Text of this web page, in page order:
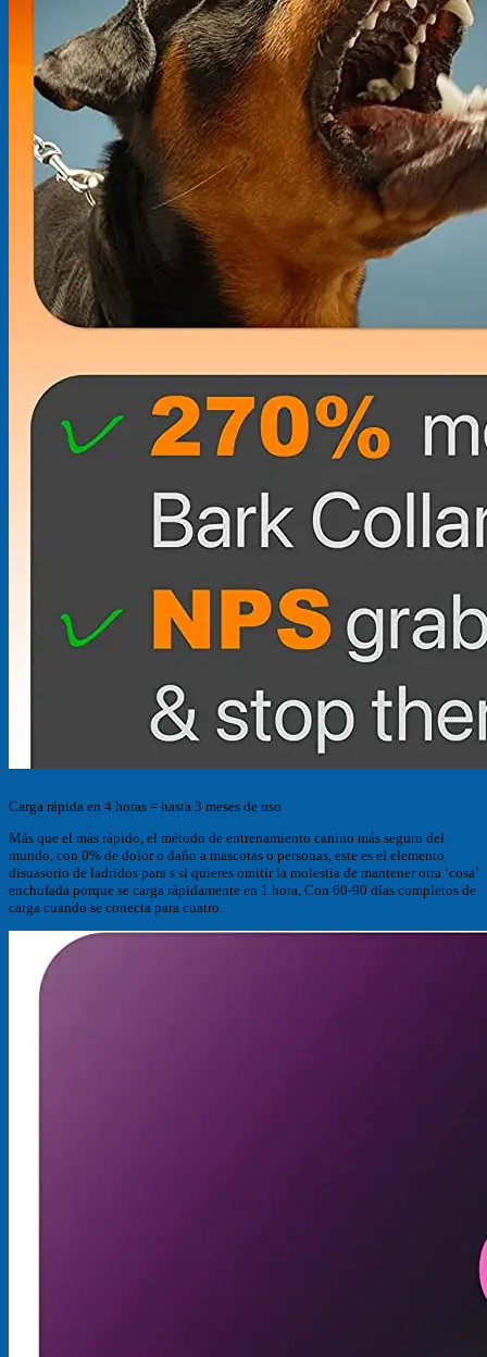
Carga rápida en 4 horas = hasta 3 meses de uso
Más que el más rápido, el método de entrenamiento canino más seguro del
mundo, con 0% de dolor o daño a mascotas o personas, este es el elemento
disuasorio de ladridos para s si quieres omitir la molestia de mantener otra ‘cosa’
enchufada porque se carga rápidamente en 1 hora, Con 60-90 días completos de
carga cuando se conecta para cuatro.